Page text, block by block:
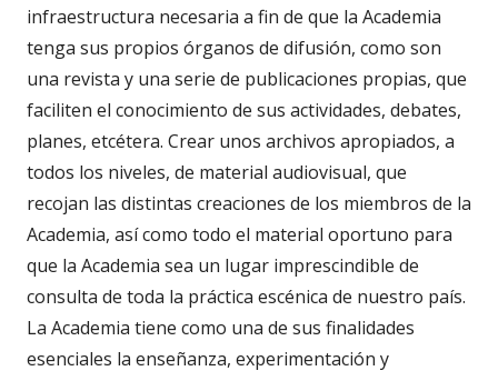
infraestructura necesaria a fin de que la Academia
tenga sus propios órganos de difusión, como son
una revista y una serie de publicaciones propias, que
faciliten el conocimiento de sus actividades, debates,
planes, etcétera. Crear unos archivos apropiados, a
todos los niveles, de material audiovisual, que
recojan las distintas creaciones de los miembros de la
Academia, así como todo el material oportuno para
que la Academia sea un lugar imprescindible de
consulta de toda la práctica escénica de nuestro país.
La Academia tiene como una de sus finalidades
esenciales la enseñanza, experimentación y